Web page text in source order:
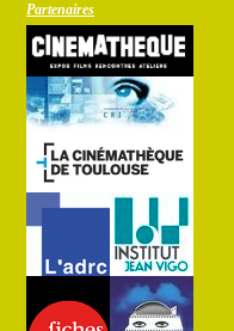
Partenaires